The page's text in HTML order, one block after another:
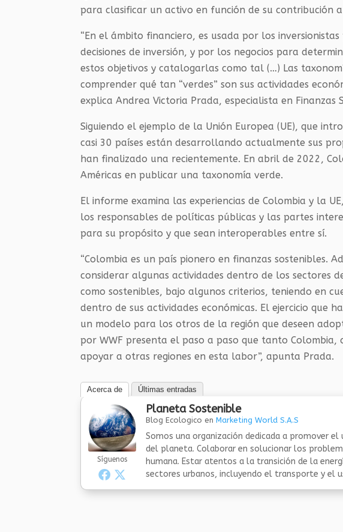
para clasificar un activo en función de su contribución
“En el ámbito financiero, es usada por los
decisiones de inversión, y por los negocios para
estos objetivos y catalogarlas como tal (…) Las
comprender qué tan “verdes” son sus actividades
explica Andrea Victoria Prada, especialista en Finanzas
Siguiendo el ejemplo de la Unión Europea (UE), que
casi 30 países están desarrollando actualmente sus
han finalizado una recientemente. En abril de 2022,
Américas en publicar una taxonomía verde.
El informe examina las experiencias de Colombia y la
los responsables de políticas públicas y las partes
para su propósito y que sean interoperables entre sí.
“Colombia es un país pionero en finanzas sostenibles.
considerar algunas actividades dentro de los sectores
como sostenibles, bajo algunos criterios, teniendo en
dentro de sus actividades económicas. El ejercicio que
un modelo para los otros de la región que deseen
por WWF presenta el paso a paso que tanto
apoyar a otras regiones en esta labor”, apunta Prada.
Acerca de Últimas entradas
Síguenos
Planeta Sostenible
Blog Ecologico enMarketing World S.A.S
Somos una organización dedicada a promover
del planeta. Colaborar en solucionar los
humana. Estar atentos a la transición de la
sectores urbanos, incluyendo el transporte y el